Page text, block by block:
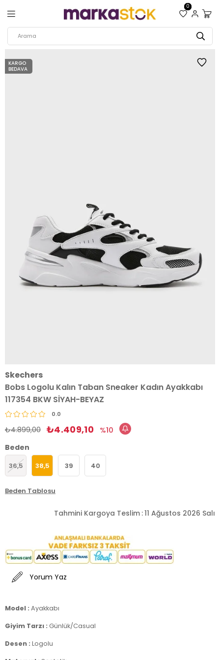
0
KARGO
BEDAVA
Skechers
Bobs Logolu Kalın Taban Sneaker Kadın Ayakkabı
117354 BKW SİYAH-BEYAZ
0.0
₺4.899,00 ₺4.409,10
10
Beden
36,5 38,5 39 40
Beden Tablosu
Tahmini Kargoya Teslim :11 Ağustos 2026 Salı
Yorum Yaz
Model : Ayakkabı
Giyim Tarzı : Günlük/Casual
Desen : Logolu